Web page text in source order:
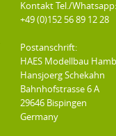
Kontakt Tel./Whatsapp:
+49 (0)152 56 89 12 28
Postanschrift:
HAES Modellbau
Hansjoerg Schekahn
Bahnhofstrasse 6 A
29646 Bispingen
Germany